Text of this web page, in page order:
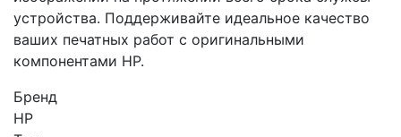
устройства. Поддерживайте идеальное качество
ваших печатных работ с оригинальными
компонентами HP.
Бренд
HP